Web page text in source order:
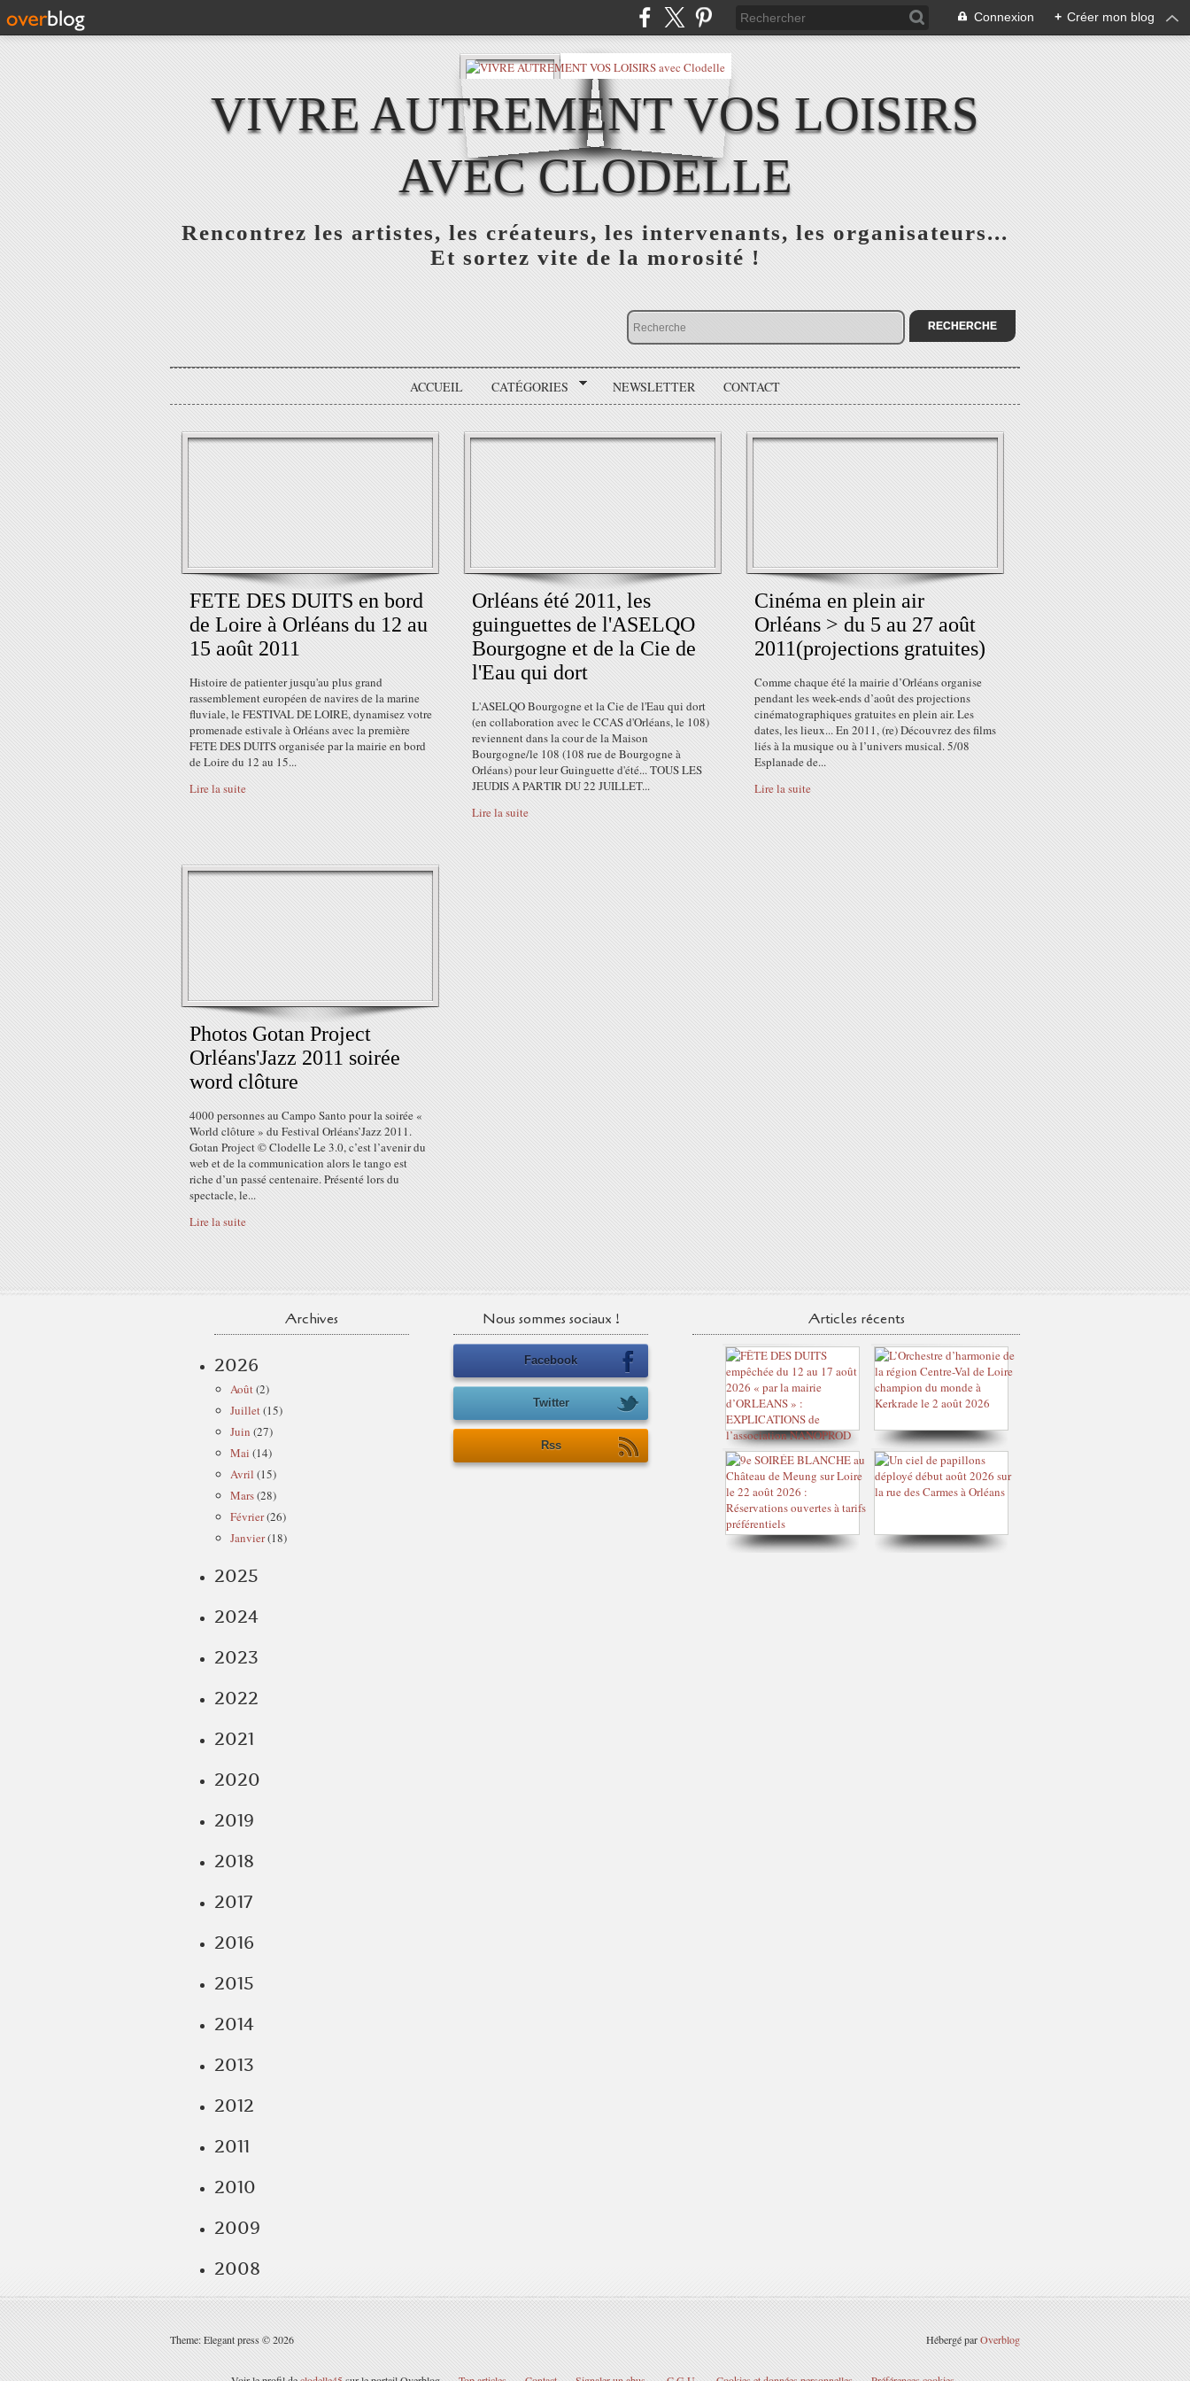
Connexion + Créer mon blog
VIVRE AUTREMENT VOS LOISIRS
AVEC CLODELLE
Rencontrez les artistes, les créateurs, les intervenants, les organisateurs...
Et sortez vite de la morosité !
ACCUEIL CATÉGORIES NEWSLETTER CONTACT
FETE DES DUITS en bord
de Loire à Orléans du 12 au
15 août 2011
Histoire de patienter jusqu'au plus grand
rassemblement européen de navires de la marine
fluviale, le FESTIVAL DE LOIRE, dynamisez votre
promenade estivale à Orléans avec la première
FETE DES DUITS organisée par la mairie en bord
de Loire du 12 au 15...
Lire la suite
Orléans été 2011, les
guinguettes de l'ASELQO
Bourgogne et de la Cie de
l'Eau qui dort
L'ASELQO Bourgogne et la Cie de l'Eau qui dort
(en collaboration avec le CCAS d'Orléans, le 108)
reviennent dans la cour de la Maison
Bourgogne/le 108 (108 rue de Bourgogne à
Orléans) pour leur Guinguette d'été... TOUS LES
JEUDIS A PARTIR DU 22 JUILLET...
Lire la suite
Cinéma en plein air
Orléans > du 5 au 27 août
2011(projections gratuites)
Comme chaque été la mairie d’Orléans organise
pendant les week-ends d’août des projections
cinématographiques gratuites en plein air. Les
dates, les lieux... En 2011, (re) Découvrez des films
liés à la musique ou à l’univers musical. 5/08
Esplanade de...
Lire la suite
Photos Gotan Project
Orléans'Jazz 2011 soirée
word clôture
4000 personnes au Campo Santo pour la soirée «
World clôture » du Festival Orléans’Jazz 2011.
Gotan Project © Clodelle Le 3.0, c’est l’avenir du
web et de la communication alors le tango est
riche d’un passé centenaire. Présenté lors du
spectacle, le...
Lire la suite
Archives
2026
Août(2)
Juillet(15)
Juin (27)
Mai (14)
Avril (15)
Mars(28)
Février(26)
Janvier(18)
2025
2024
2023
2022
2021
2020
2019
2018
2017
2016
2015
2014
2013
2012
2011
2010
2009
2008
Nous sommes sociaux !
Facebook
Twitter
Rss
Articles récents
Theme: Elegant press © 2026 Hébergé parOverblog